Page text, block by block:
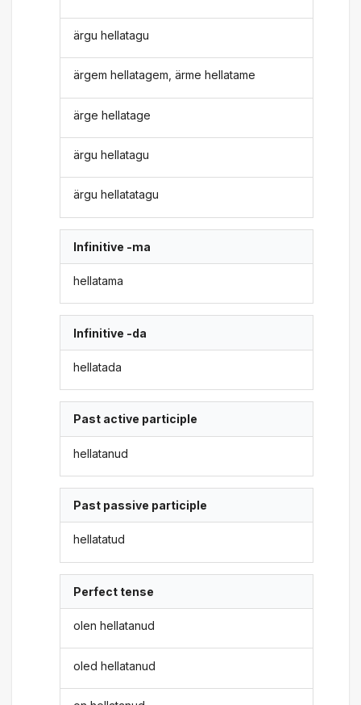
ärgu hellatagu
ärgem hellatagem, ärme hellatame
ärge hellatage
ärgu hellatagu
ärgu hellatatagu
Infinitive -ma
hellatama
Infinitive -da
hellatada
Past active participle
hellatanud
Past passive participle
hellatatud
Perfect tense
olen hellatanud
oled hellatanud